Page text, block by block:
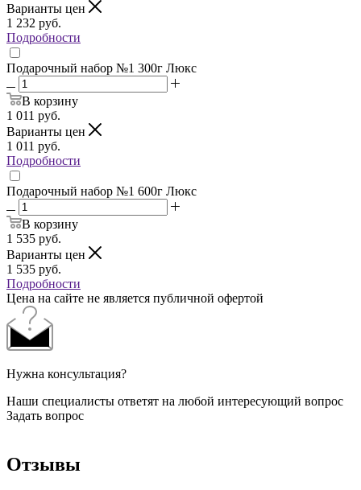
Варианты цен
1 232 руб.
Подробности
Подарочный набор №1 300г Люкс
В корзину
1 011 руб.
Варианты цен
1 011 руб.
Подробности
Подарочный набор №1 600г Люкс
В корзину
1 535 руб.
Варианты цен
1 535 руб.
Подробности
Цена на сайте не является публичной офертой
Нужна консультация?
Наши специалисты ответят на любой интересующий вопрос
Задать вопрос
Отзывы